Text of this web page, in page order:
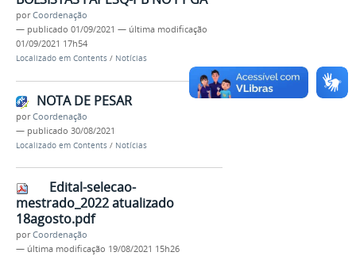
porCoordenação
— publicado 01/09/2021 — última modificação
01/09/2021 17h54
Localizado em Contents / Notícias
NOTA DE PESAR
porCoordenação
— publicado 30/08/2021
Localizado em Contents / Notícias
Edital-selecao-
mestrado_2022 atualizado
18agosto.pdf
porCoordenação
— última modificação 19/08/2021 15h26